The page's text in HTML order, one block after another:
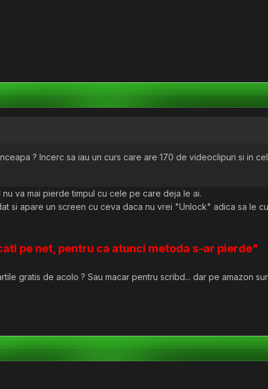
? Incerc sa iau un curs care are 170 de videoclipuri si in
va mai pierde timpul cu cele pe care deja le ai.
si apare un screen cu ceva daca nu vrei "Unlock" adica sa le
pe net, pentru ca atunci metoda s-ar pierde"
gratis de acolo ? Sau macar pentru scribd... dar pe amazon